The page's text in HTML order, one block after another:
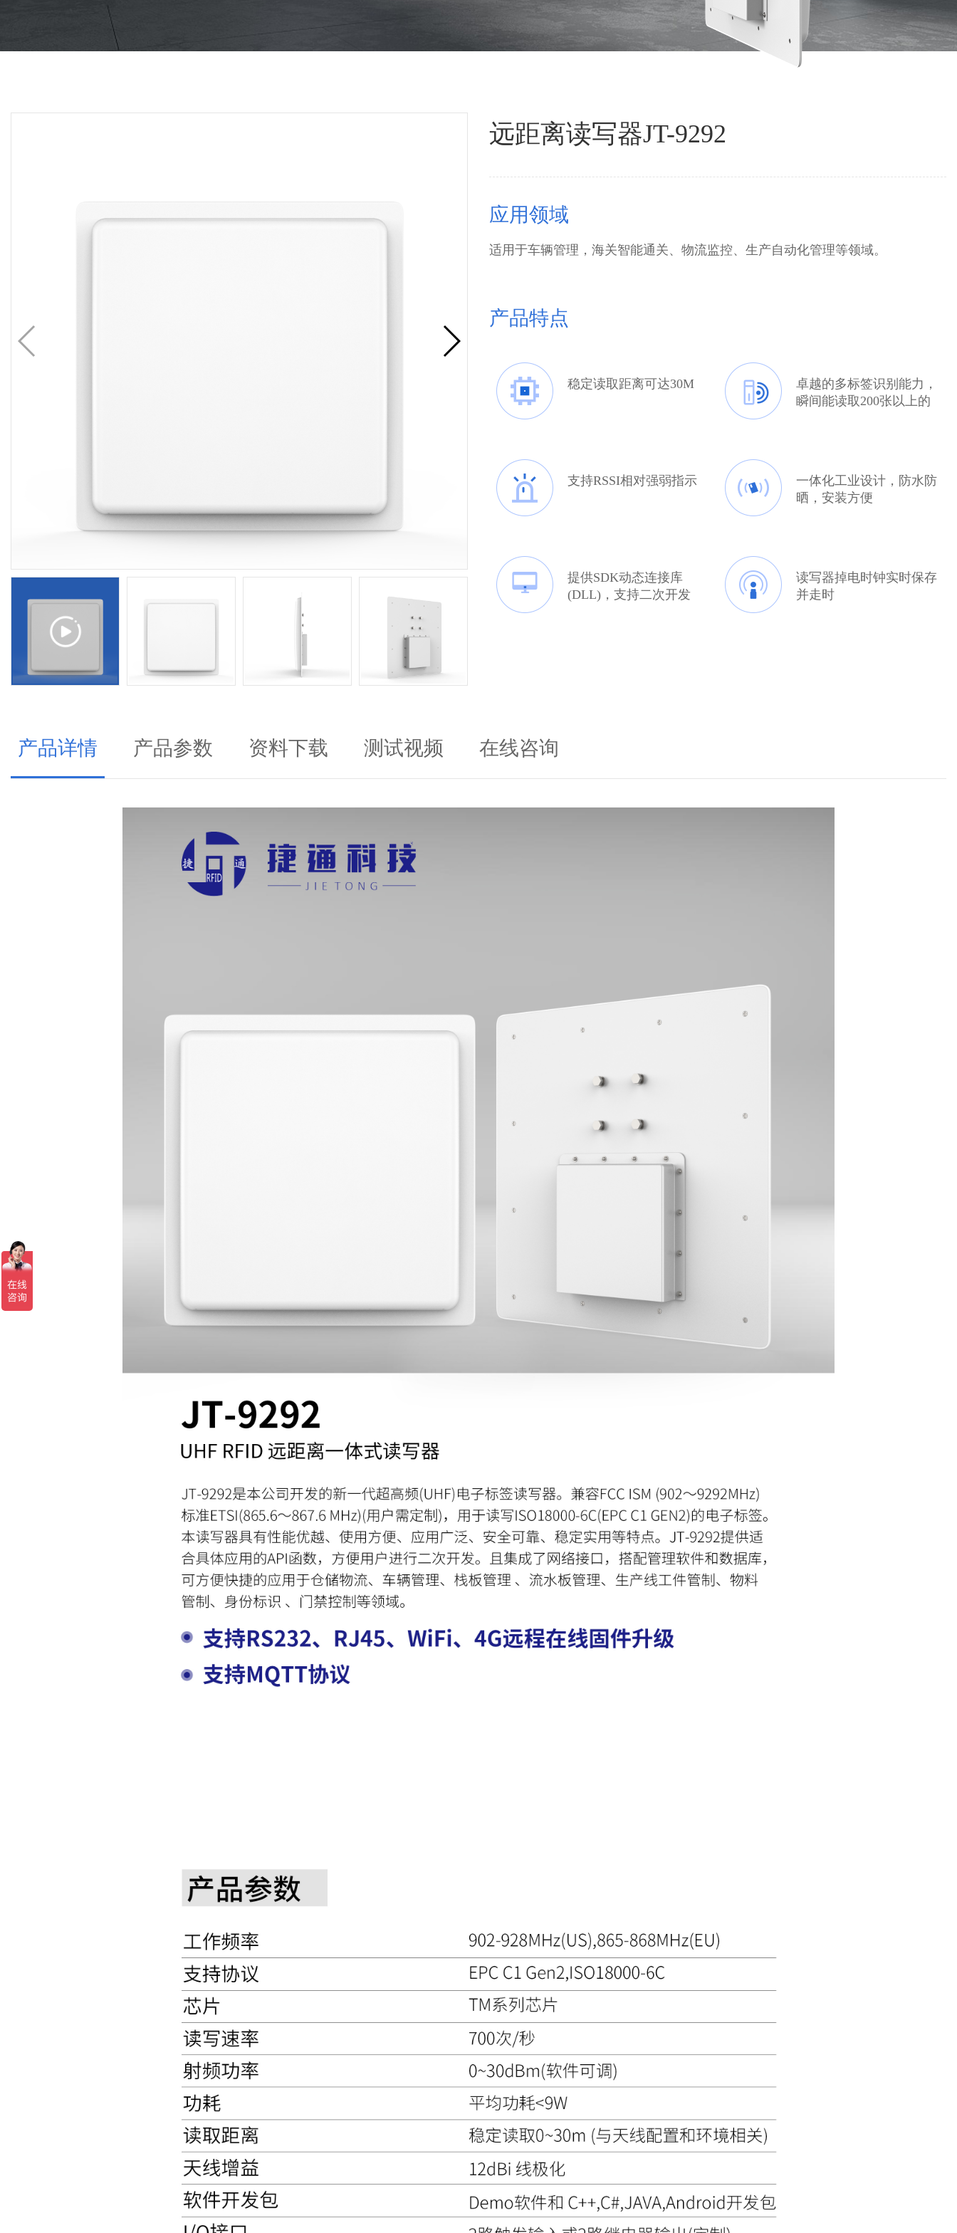
RFID UHF超高频读写器
远距离读写器JT-9292
应用领域
适用于车辆管理，海关智能通关、物流监控、生产自动化管理等领域。
产品特点
稳定读取距离可达30M
卓越的多标签识别能力，
瞬间能读取200张以上的
支持RSSI相对强弱指示
一体化工业设计，防水防
晒，安装方便
提供SDK动态连接库
(DLL)，支持二次开发
读写器掉电时钟实时保存
并走时
产品详情 产品参数 资料下载 测试视频 在线咨询